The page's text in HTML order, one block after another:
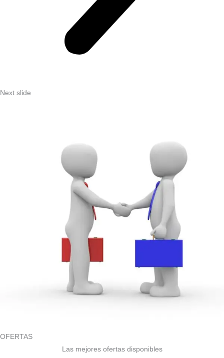
Next slide
OFERTAS
Las mejores ofertas disponibles